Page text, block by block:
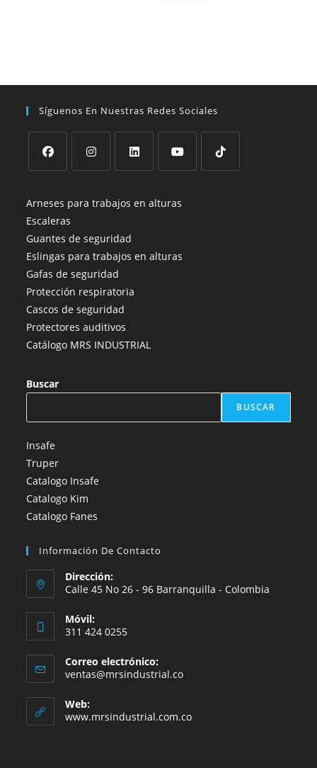
Síguenos En Nuestras Redes Sociales
abre
en
una
nueva
pestaña
abre
una
nueva
pestaña
abre
una
nueva
pestaña
abre
nueva
Arneses para trabajos en alturas
Escaleras
Guantes de seguridad
Eslingas para trabajos en alturas
Gafas de seguridad
Protección respiratoria
Cascos de seguridad
Protectores auditivos
Catálogo MRS INDUSTRIAL
Buscar
BUSCAR
Insafe
Truper
Catalogo Insafe
Catalogo Kim
Catalogo Fanes
Información De Contacto
Dirección:
Calle 45 No 26 - 96 Barranquilla - Colombia
Móvil:
311 424 0255
Correo electrónico:
ventas@mrsindustrial.coSe
tu
aplicación
Web:
www.mrsindustrial.com.co